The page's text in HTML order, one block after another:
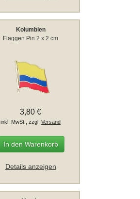
Kolumbien
Flaggen Pin 2 x 2 cm
3,80 €
inkl. MwSt., zzgl.Versand
In den Warenkorb
Details anzeigen